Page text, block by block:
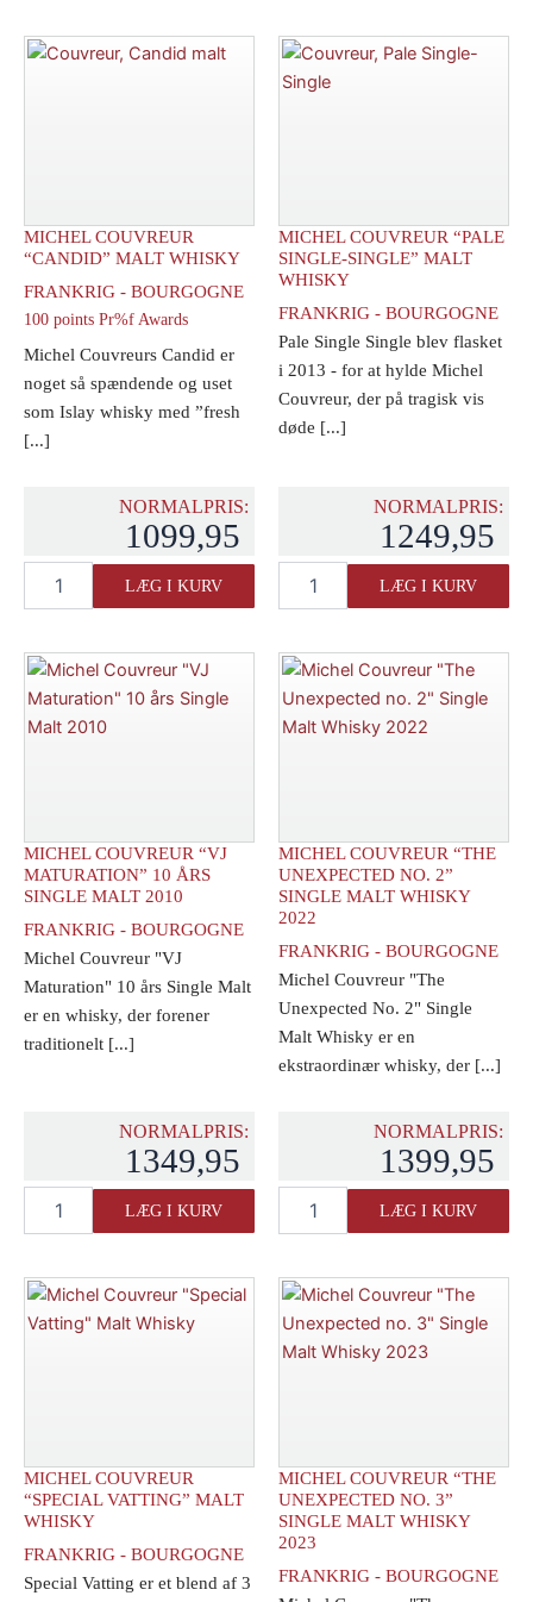
antal
Whisky
antal
MICHEL COUVREUR
“CANDID” MALT WHISKY
FRANKRIG - BOURGOGNE
100 points Pr%f Awards
Michel Couvreurs Candid er
noget så spændende og uset
som Islay whisky med ”fresh
[...]
NORMALPRIS:
1099,95
Couvreur
Whisky
antal
LÆG I KURV
MICHEL COUVREUR “PALE
SINGLE-SINGLE” MALT
WHISKY
FRANKRIG - BOURGOGNE
Pale Single Single blev flasket
i 2013 - for at hylde Michel
Couvreur, der på tragisk vis
døde [...]
NORMALPRIS:
1249,95
Couvreur
Single"
Malt
Whisky
antal
LÆG I KURV
MICHEL COUVREUR “VJ
MATURATION” 10 ÅRS
SINGLE MALT 2010
FRANKRIG - BOURGOGNE
Michel Couvreur "VJ
Maturation" 10 års Single Malt
er en whisky, der forener
traditionelt [...]
NORMALPRIS:
1349,95
Couvreur
10
års
LÆG I KURV
MICHEL COUVREUR “THE
UNEXPECTED NO. 2”
SINGLE MALT WHISKY
2022
FRANKRIG - BOURGOGNE
Michel Couvreur "The
Unexpected No. 2" Single
Malt Whisky er en
ekstraordinær whisky, der [...]
NORMALPRIS:
1399,95
Couvreur
no.
2"
Malt
LÆG I KURV
MICHEL COUVREUR
“SPECIAL VATTING” MALT
WHISKY
FRANKRIG - BOURGOGNE
Special Vatting er et blend af 3
MICHEL COUVREUR “THE
UNEXPECTED NO. 3”
SINGLE MALT WHISKY
2023
FRANKRIG - BOURGOGNE